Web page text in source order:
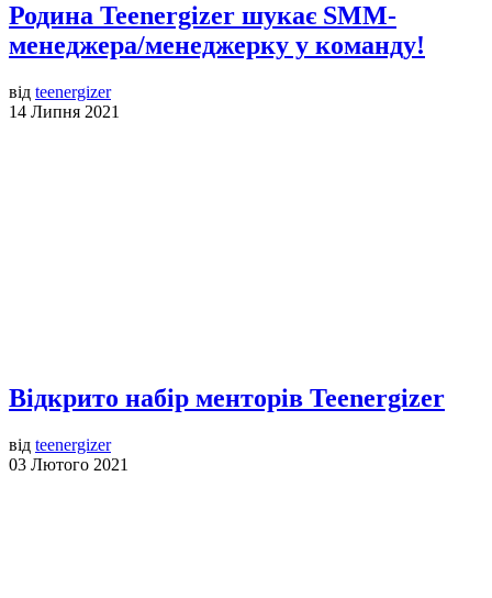
Родина Teenergizer шукає SMM-
менеджера/менеджерку у команду!
від teenergizer
14 Липня 2021
Відкрито набір менторів Teenergizer
від teenergizer
03 Лютого 2021